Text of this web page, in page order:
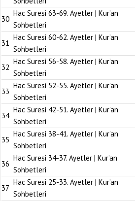
30
Hac Suresi 63-69. Ayetler | Kur’an
Sohbetleri
31
Hac Suresi 60-62. Ayetler | Kur’an
Sohbetleri
32
Hac Suresi 56-58. Ayetler | Kur’an
Sohbetleri
33
Hac Suresi 52-55. Ayetler | Kur’an
Sohbetleri
34
Hac Suresi 42-51. Ayetler | Kur’an
Sohbetleri
35
Hac Suresi 38-41. Ayetler | Kur’an
Sohbetleri
36
Hac Suresi 34-37. Ayetler | Kur’an
Sohbetleri
37
Hac Suresi 25-33. Ayetler | Kur’an
Sohbetleri